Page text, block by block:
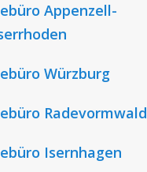
Appenzell-
Würzburg
Radevormwald
Isernhagen